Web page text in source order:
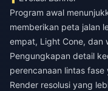
Program awal
memberikan peta jalan
empat, Light Cone, dan
Pengungkapan detail
perencanaan lintas
Render resolusi yang